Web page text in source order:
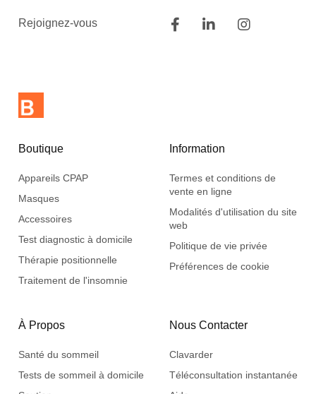
Rejoignez-vous
Boutique
Appareils CPAP
Masques
Accessoires
Test diagnostic à domicile
Thérapie positionnelle
Traitement de l'insomnie
Information
Termes et conditions de
vente en ligne
Modalités d'utilisation du site
web
Politique de vie privée
Préférences de cookie
À Propos
Santé du sommeil
Tests de sommeil à domicile
Nous Contacter
Clavarder
Téléconsultation instantanée